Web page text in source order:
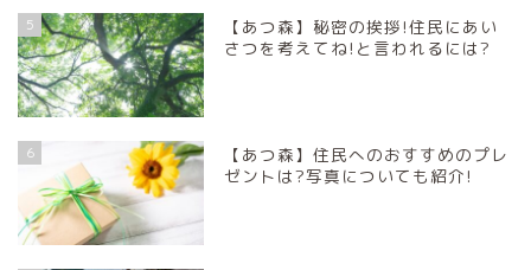
5
【あつ森】秘密の挨拶!住民にあい
さつを考えてね!と言われるには?
6
【あつ森】住民へのおすすめのプレ
ゼントは?写真についても紹介!